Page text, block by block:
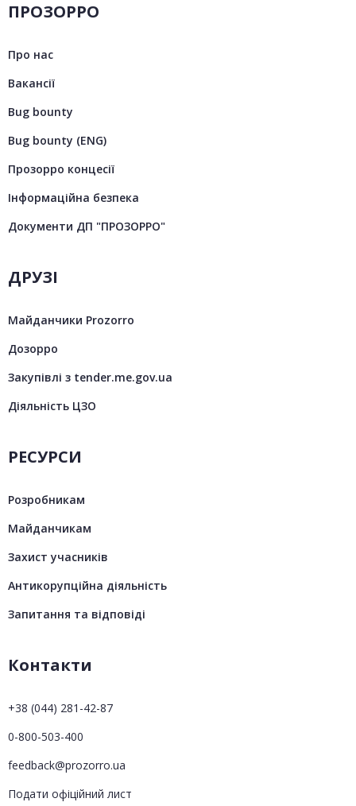
ПРОЗОРРО
Про нас
Вакансії
Bug bounty
Bug bounty (ENG)
Прозорро концесії
Інформаційна безпека
Документи ДП "ПРОЗОРРО"
ДРУЗІ
Майданчики Prozorro
Дозорро
Закупівлі з tender.me.gov.ua
Діяльність ЦЗО
РЕСУРСИ
Розробникам
Майданчикам
Захист учасників
Антикорупційна діяльність
Запитання та відповіді
Контакти
+38 (044) 281-42-87
0-800-503-400
feedback@prozorro.ua
Подати офіційний лист